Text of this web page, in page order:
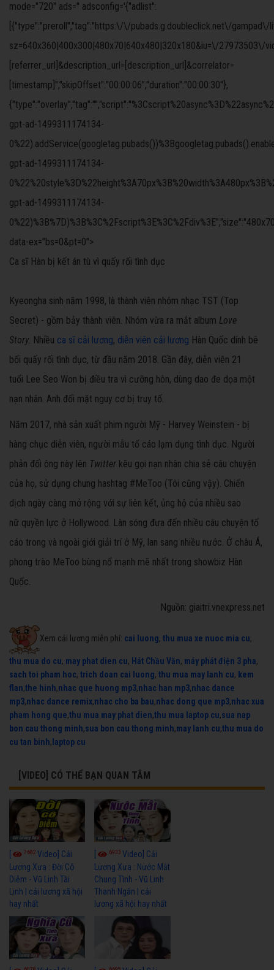
mode="720" ads='' adsconfig='{"adlist":
[{"type":"preroll","tag":"https:\/\/pubads.g.doubleclick.net\/gampad\/
sz=640x360|400x300|480x70|640x480|320x180&iu=\/27973503\/
[referrer_url]&description_url=[description_url]&correlator=
[timestamp]","skipOffset":"00:00:06","duration":"00:00:30"},
gpt-ad-1499311174134-
gpt-ad-1499311174134-
gpt-ad-1499311174134-
data-ex="bs=0&pt=0">
Ca sĩ Hàn bị kết án tù vì quấy rối tình dục
Kyeongha sinh năm 1998, là thành viên nhóm nhạc TST (Top
Secret) - gồm bảy thành viên. Nhóm vừa ra mắt album Love
Story. Nhiều ca sĩ cải lương, diễn viên cải lương Hàn Quốc dính bê
bối quấy rối tình dục, từ đầu năm 2018. Gần đây, diễn viên 21
tuổi Lee Seo Won bị điều tra vì cưỡng hôn, dùng dao đe dọa một
nạn nhân. Anh đối mặt nguy cơ bị truy tố.
Năm 2017, nhà sản xuất phim người Mỹ - Harvey Weinstein - bị
hàng chục diễn viên, người mẫu tố cáo lạm dụng tình dục. Người
phản đối ông này lên Twitter kêu gọi nạn nhân chia sẻ câu chuyện
của họ, sử dụng chung hashtag #MeToo (Tôi cũng vậy). Chiến
dịch ngày càng mở rộng với sự liên kết, ủng hộ của nhiều sao
nữ quyền lực ở Hollywood. Làn sóng đưa đến nhiều câu chuyện tố
cáo trong và ngoài giới giải trí ở Mỹ, lan sang nhiều nước. Ở châu Á,
phong trào MeToo bùng nổ mạnh mẽ nhất trong showbiz Hàn
Quốc.
Nguồn: giaitri.vnexpress.net
Xem cải lương miễn phí: cai luong, thu mua xe nuoc mia cu,
thu mua do cu, may phat dien cu, Hát Chầu Văn, máy phát điện 3 pha,
sach toi pham hoc, trich doan cai luong, thu mua may lanh cu, kem
flan,the hinh,nhac que huong mp3,nhac han mp3,nhac dance
mp3,nhac dance remix,nhac cho ba bau,nhac dong que mp3,nhac xua
pham hong que,thu mua may phat dien,thu mua laptop cu,sua nap
bon cau thong minh,sua bon cau thong minh,may lanh cu,thu mua do
cu tan binh, laptop cu
[VIDEO] CÓ THỂ BẠN QUAN TÂM
7682 Video] Cải
Lương Xưa : Đời Cô
Diễm - Vũ Linh Tài
Linh | cải lương xã hội
hay nhất
6933Video] Cải
Lương Xưa : Nước Mắt
Chung Tình - Vũ Linh
Thanh Ngân | cải
lương xã hội hay nhất